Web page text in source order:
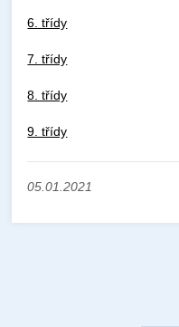
6. třídy
7. třídy
8. třídy
9. třídy
05.01.2021